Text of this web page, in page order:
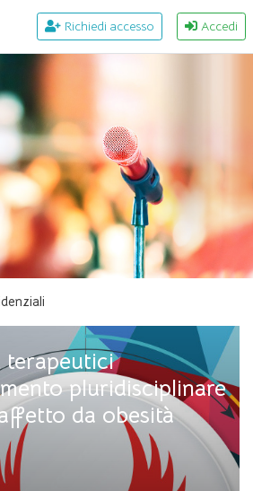
Richiedi accesso Accedi
pluridisciplinare
da obesità